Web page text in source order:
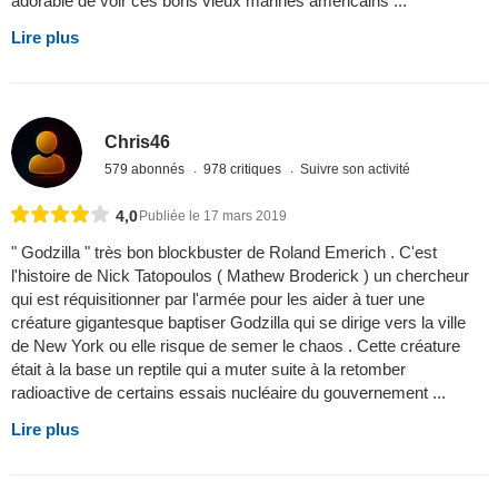
Lire plus
Chris46
579 abonnés 978 critiques Suivre son activité
4,0Publiée le 17 mars 2019
" Godzilla " très bon blockbuster de Roland Emerich . C'est
l'histoire de Nick Tatopoulos ( Mathew Broderick ) un chercheur
qui est réquisitionner par l'armée pour les aider à tuer une
créature gigantesque baptiser Godzilla qui se dirige vers la ville
de New York ou elle risque de semer le chaos . Cette créature
était à la base un reptile qui a muter suite à la retomber
radioactive de certains essais nucléaire du gouvernement ...
Lire plus